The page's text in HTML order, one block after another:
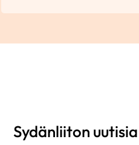
Sydänliiton uutisia